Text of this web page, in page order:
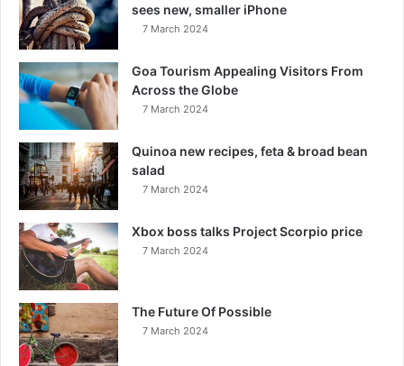
sees new, smaller iPhone
7 March 2024
Goa Tourism Appealing Visitors From
Across the Globe
7 March 2024
Quinoa new recipes, feta & broad bean
salad
7 March 2024
Xbox boss talks Project Scorpio price
7 March 2024
The Future Of Possible
7 March 2024